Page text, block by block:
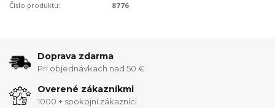
Číslo produktu: 8776
Doprava zdarma
Pri objednávkach nad 50 €
Overené zákazníkmi
1000 + spokojní zákazníci